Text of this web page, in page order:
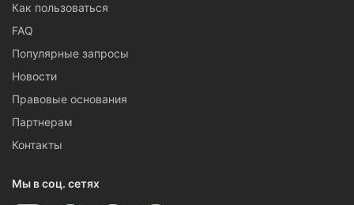
Как пользоваться
FAQ
Популярные запросы
Новости
Правовые основания
Партнерам
Контакты
Мы в соц. сетях